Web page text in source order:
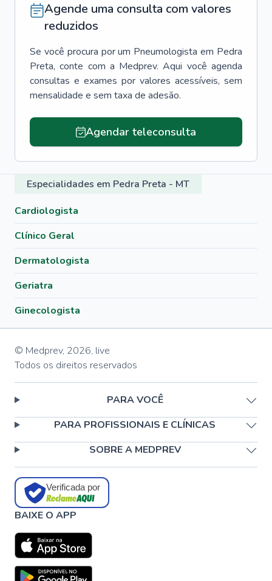
Agende uma consulta com valores
reduzidos
Se você procura por um Pneumologista em Pedra
Preta, conte com a Medprev. Aqui você agenda
consultas e exames por valores acessíveis, sem
mensalidade e sem taxa de adesão.
Agendar teleconsulta
Especialidades em Pedra Preta - MT
Cardiologista
Clínico Geral
Dermatologista
Geriatra
Ginecologista
© Medprev, 2026, live
Todos os direitos reservados
PARA VOCÊ
PARA PROFISSIONAIS E CLÍNICAS
SOBRE A MEDPREV
Verificada por
BAIXE O APP